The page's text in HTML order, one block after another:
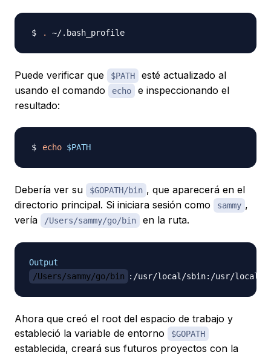
.
Puede verificar que $PATH
esté actualizado al
usando el comando
echo
e inspeccionando el
resultado:
echo $PATH
Debería ver su $GOPATH/bin , que aparecerá en el
directorio principal. Si iniciara sesión como
sammy ,
vería
/Users/sammy/go/bin en la ruta.
Output
/Users/sammy/go/bin
Ahora que creó el root del espacio de trabajo y
estableció la variable de entorno
$GOPATH
establecida, creará sus futuros proyectos con la